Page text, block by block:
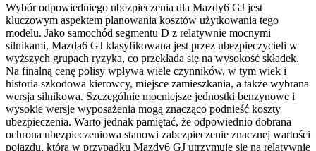
Wybór odpowiedniego ubezpieczenia dla Mazdy6 GJ jest
kluczowym aspektem planowania kosztów użytkowania tego
modelu. Jako samochód segmentu D z relatywnie mocnymi
silnikami, Mazda6 GJ klasyfikowana jest przez ubezpieczycieli w
wyższych grupach ryzyka, co przekłada się na wysokość składek.
Na finalną cenę polisy wpływa wiele czynników, w tym wiek i
historia szkodowa kierowcy, miejsce zamieszkania, a także wybrana
wersja silnikowa. Szczególnie mocniejsze jednostki benzynowe i
wysokie wersje wyposażenia mogą znacząco podnieść koszty
ubezpieczenia. Warto jednak pamiętać, że odpowiednio dobrana
ochrona ubezpieczeniowa stanowi zabezpieczenie znacznej wartości
pojazdu, która w przypadku Mazdy6 GJ utrzymuje się na relatywnie